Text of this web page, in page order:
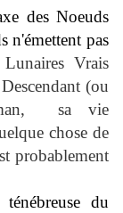
des Noeuds
n'émettent pas
Vrais
(ou
sa vie
chose de
probablement
du